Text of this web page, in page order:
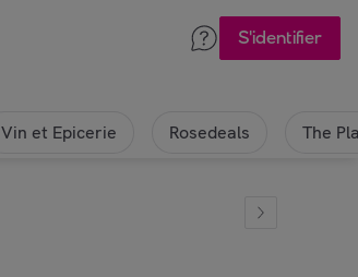
S'identifier
Vin et Epicerie Rosedeals The